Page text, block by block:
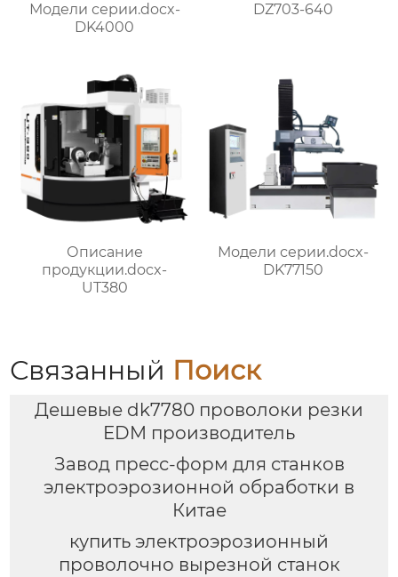
Модели серии.docx-
DK4000
DZ703-640
Описание
продукции.docx-
UT380
Модели серии.docx-
DK77150
Связанный Поиск
Дешевые dk7780 проволоки резки
EDM производитель
Завод пресс-форм для станков
электроэрозионной обработки в
Китае
купить электроэрозионный
проволочно вырезной станок